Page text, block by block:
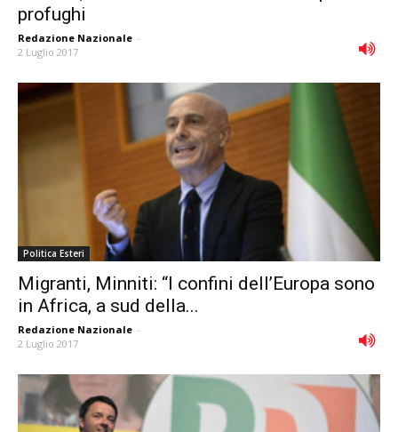
profughi
Redazione Nazionale -
2 Luglio 2017
Politica Esteri
Migranti, Minniti: “I confini dellʼEuropa sono
in Africa, a sud della...
Redazione Nazionale -
2 Luglio 2017